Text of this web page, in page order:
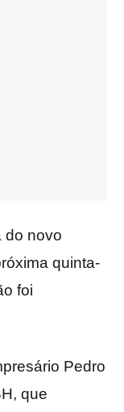
do novo
quinta-
foi
Pedro
que